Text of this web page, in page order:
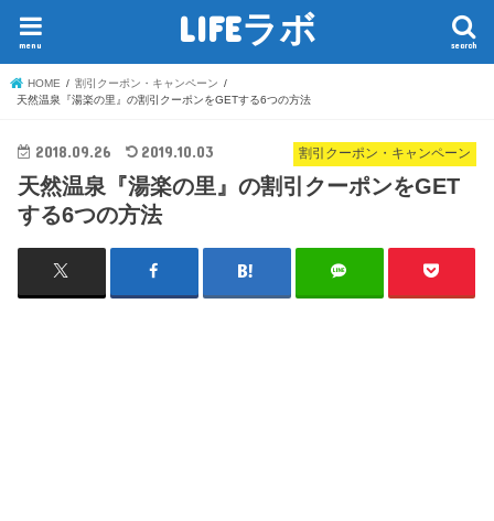
LIFEラボ search
menu
HOME
割引クーポン・キャンペーン
天然温泉『湯楽の里』の割引クーポンをGETする6つの方法
割引クーポン・キャンペーン
2018.09.26 2019.10.03
天然温泉『湯楽の里』の割引クーポンをGET
する6つの方法